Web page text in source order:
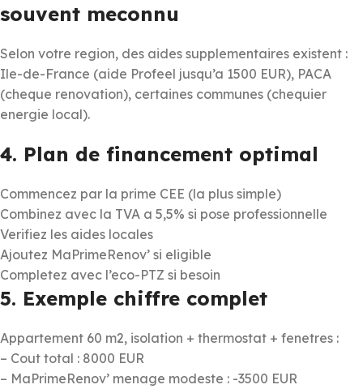
souvent meconnu
Selon votre region, des aides supplementaires existent :
Ile-de-France (aide Profeel jusqu’a 1500 EUR), PACA
(cheque renovation), certaines communes (chequier
energie local).
4. Plan de financement optimal
Commencez par la prime CEE (la plus simple)
Combinez avec la TVA a 5,5% si pose professionnelle
Verifiez les aides locales
Ajoutez MaPrimeRenov’ si eligible
Completez avec l’eco-PTZ si besoin
5. Exemple chiffre complet
Appartement 60 m2, isolation + thermostat + fenetres :
– Cout total : 8000 EUR
– MaPrimeRenov’ menage modeste : -3500 EUR